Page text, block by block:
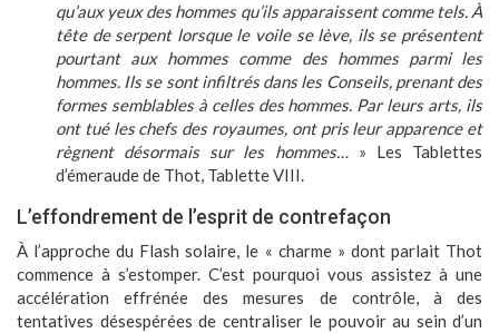
qu’aux yeux des hommes qu’ils apparaissent comme tels. À
tête de serpent lorsque le voile se lève, ils se présentent
pourtant aux hommes comme des hommes parmi les
hommes. Ils se sont infiltrés dans les Conseils, prenant des
formes semblables à celles des hommes. Par leurs arts, ils
ont tué les chefs des royaumes, ont pris leur apparence et
règnent désormais sur les hommes…» Les Tablettes
d’émeraude de Thot, Tablette VIII.
L’effondrement de l’esprit de contrefaçon
À l’approche du Flash solaire, le « charme » dont parlait Thot
commence à s’estomper. C’est pourquoi vous assistez à une
accélération effrénée des mesures de contrôle, à des
tentatives désespérées de centraliser le pouvoir au sein d’un